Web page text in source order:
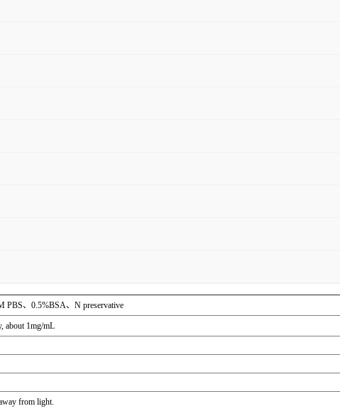
PBS、0.5%BSA、N preservative
about 1mg/mL
from light.